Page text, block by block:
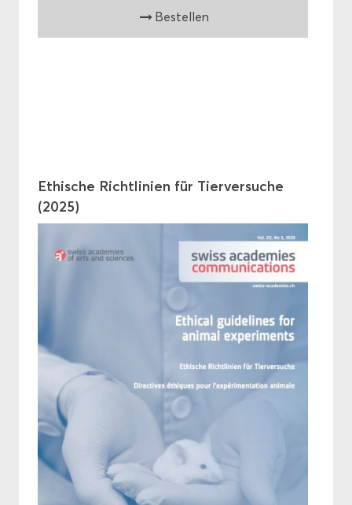
Be­stel­len
Ethi­sche Richt­li­ni­en für Tier­ver­su­che
(2025)